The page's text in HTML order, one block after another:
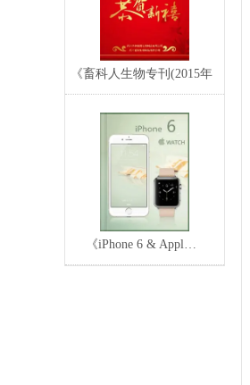
《畜科人生物专刊(2015年
《iPhone 6 & Appl…